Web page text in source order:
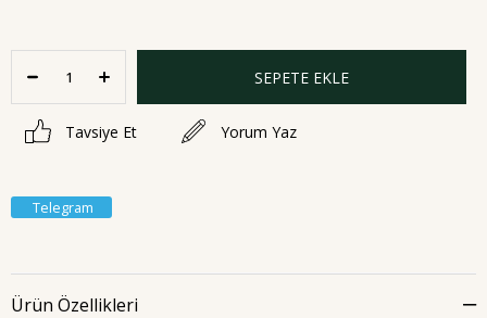
Tavsiye Et Yorum Yaz
Telegram
Ürün Özellikleri